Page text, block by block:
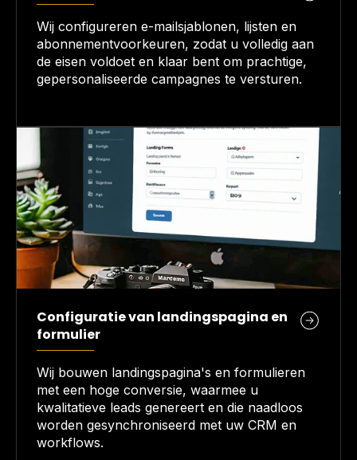
Wij configureren e-mailsjablonen, lijsten en
abonnementvoorkeuren, zodat u volledig aan
de eisen voldoet en klaar bent om prachtige,
gepersonaliseerde campagnes te versturen.
Configuratie van landingspagina en
formulier
Wij bouwen landingspagina's en formulieren
met een hoge conversie, waarmee u
kwalitatieve leads genereert en die naadloos
worden gesynchroniseerd met uw CRM en
workflows.